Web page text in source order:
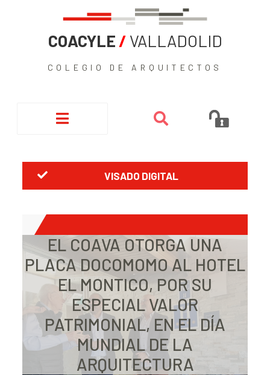
COACYLE / VALLADOLID
COLEGIO DE ARQUITECTOS
VISADO DIGITAL
EL COAVA OTORGA UNA
PLACA DOCOMOMO AL HOTEL
EL MONTICO, POR SU
ESPECIAL VALOR
PATRIMONIAL, EN EL DÍA
MUNDIAL DE LA
ARQUITECTURA